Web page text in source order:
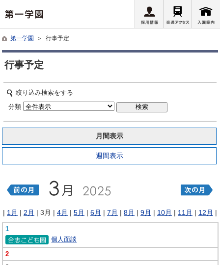
第一学園 ＞ 行事予定
行事予定
絞り込み検索をする
分類
月間表示
週間表示
| 1月 | 2月 | 3月 | 4月 | 5月 | 6月 | 7月 | 8月 | 9月 | 10月 | 11月 | 12月 |
1
個人面談
2